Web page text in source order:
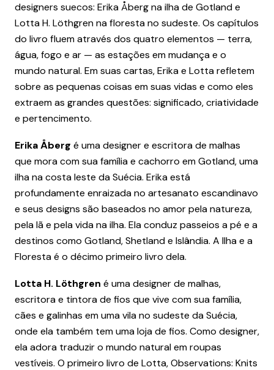
designers suecos: Erika Åberg na ilha de Gotland e
Lotta H. Löthgren na floresta no sudeste. Os capítulos
do livro fluem através dos quatro elementos — terra,
água, fogo e ar — as estações em mudança e o
mundo natural. Em suas cartas, Erika e Lotta refletem
sobre as pequenas coisas em suas vidas e como eles
extraem as grandes questões: significado, criatividade
e pertencimento.
Erika Åberg é uma designer e escritora de malhas
que mora com sua família e cachorro em Gotland, uma
ilha na costa leste da Suécia. Erika está
profundamente enraizada no artesanato escandinavo
e seus designs são baseados no amor pela natureza,
pela lã e pela vida na ilha. Ela conduz passeios a pé e a
destinos como Gotland, Shetland e Islândia. A Ilha e a
Floresta é o décimo primeiro livro dela.
Lotta H. Löthgren é uma designer de malhas,
escritora e tintora de fios que vive com sua família,
cães e galinhas em uma vila no sudeste da Suécia,
onde ela também tem uma loja de fios. Como designer,
ela adora traduzir o mundo natural em roupas
vestíveis. O primeiro livro de Lotta, Observations: Knits